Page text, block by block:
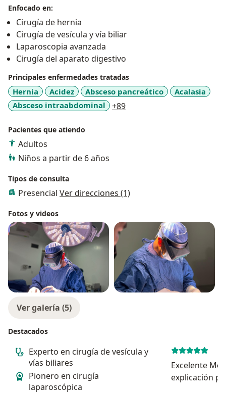
Enfocado en:
Cirugía de hernia
Cirugía de vesícula y vía biliar
Laparoscopia avanzada
Cirugía del aparato digestivo
Principales enfermedades tratadas
Hernia Acidez Absceso pancreático
Acalasia
Absceso intraabdominal
+89a11y_sr_more_diseases
Pacientes que atiendo
Adultos
Niños a partir de 6 años
Tipos de consulta
Presencial Ver direcciones (1)
Fotos y videos
Ver galería (5)
Destacados
Experto en cirugía de vesícula y
vías biliares
Pionero en cirugía
laparoscópica
Excelente
explicación